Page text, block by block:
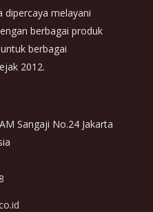
dipercaya melayani
berbagai produk
berbagai
2012.
Sangaji No.24 Jakarta